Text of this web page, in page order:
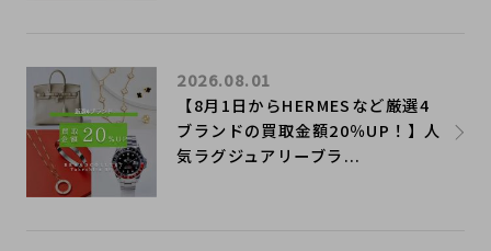
【8月1日からHERMESなど厳選4
ブランドの買取金額20％UP！】人
気ラグジュアリーブラ...
2026.08.01